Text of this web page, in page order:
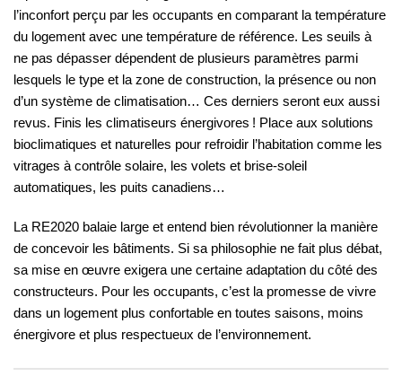
l’inconfort perçu par les occupants en comparant la température
du logement avec une température de référence. Les seuils à
ne pas dépasser dépendent de plusieurs paramètres parmi
lesquels le type et la zone de construction, la présence ou non
d’un système de climatisation… Ces derniers seront eux aussi
revus. Finis les climatiseurs énergivores ! Place aux solutions
bioclimatiques et naturelles pour refroidir l’habitation comme les
vitrages à contrôle solaire, les volets et brise-soleil
automatiques, les puits canadiens…
La RE2020 balaie large et entend bien révolutionner la manière
de concevoir les bâtiments. Si sa philosophie ne fait plus débat,
sa mise en œuvre exigera une certaine adaptation du côté des
constructeurs. Pour les occupants, c’est la promesse de vivre
dans un logement plus confortable en toutes saisons, moins
énergivore et plus respectueux de l’environnement.